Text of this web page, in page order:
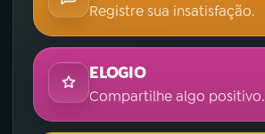
Registre sua insatisfação.
ELOGIO
Compartilhe algo positivo.